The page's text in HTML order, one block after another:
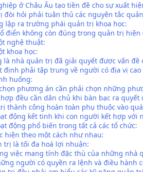
ở Châu Âu tạo tiền đề cho sự xuất
đòi hỏi phải tuân thủ các nguyên tắc
lập ra trường phái quản trị khoa học:
điển không còn đúng trong quản trị hiện
nghệ thuật:
khoa học:
là nhà quản trị đã giải quyết được vấn đề
định phải tập trung về người có địa vị
huống:
phương án cần phải chọn những
đều cần dân chủ khi bàn bạc ra
thành công hoàn toàn phụ thuộc vào
động kết tinh khi con người kết hợp với
động phổ biến trong tất cả các tổ chức:
hiện theo một cách như nhau:
trị là tối đa hoá lợi nhuận:
việc mang tính đặc thù của những nhà
người có quyền ra lệnh và điều hành